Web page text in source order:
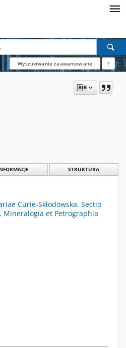
Wyszukiwanie zaawansowane ?
STRUKTURA
Curie-Skłodowska. Sectio
Mineralogia et Petrographia